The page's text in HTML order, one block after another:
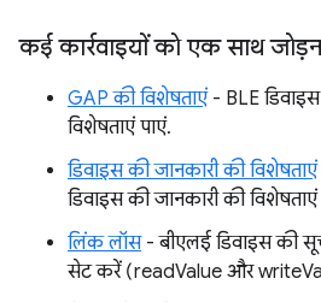
कई कार्रवाइयों को एक साथ
GAP की विशेषताएं- BLE
विशेषताएं पाएं.
डिवाइस की जानकारी की विशेषताएं
डिवाइस की जानकारी की विशेषताएं
लिंक लॉस- बीएलई डिवाइस की
सेट करें (readValue और